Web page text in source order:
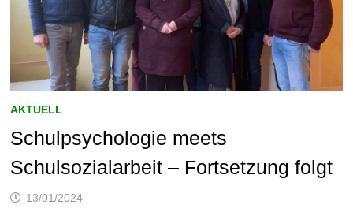
AKTUELL
Schulpsychologie meets
Schulsozialarbeit – Fortsetzung folgt
13/01/2024